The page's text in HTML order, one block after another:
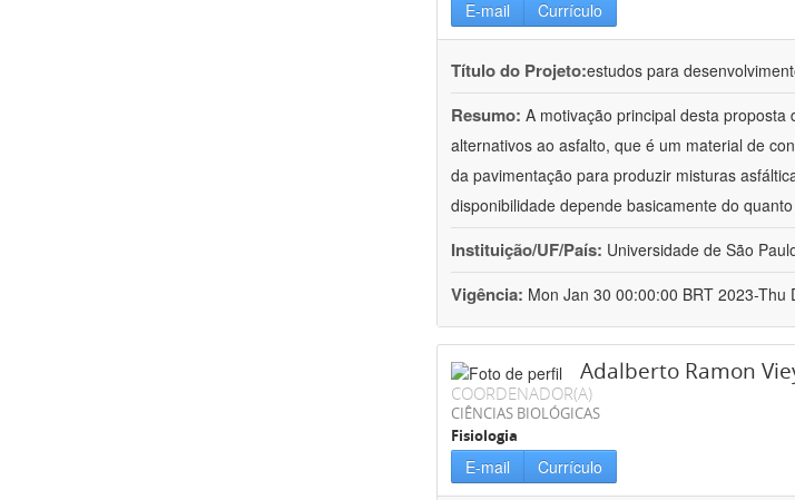
E-mail Currículo
Título do Projeto:estudos para
Resumo: A motivação principal desta
alternativos ao asfalto, que é um material de
da pavimentação para produzir misturas
disponibilidade depende basicamente do
Instituição/UF/País: Universidade de São
Vigência: Mon Jan 30 00:00:00 BRT 2023-Thu
Adalberto Ramon
COORDENADOR(A)
CIÊNCIAS BIOLÓGICAS
Fisiologia
E-mail Currículo